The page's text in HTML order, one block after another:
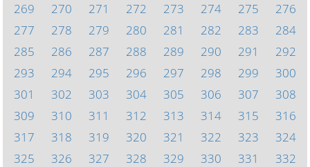
269
270 271 272 273 274 275
276
277
278 279 280 281 282 283
284
285
286 287 288 289 290 291
292
293
294 295 296 297 298 299
300
301
302 303 304 305 306 307
308
309
310 311 312 313 314 315
316
317
318 319 320 321 322 323
324
325
326 327 328 329 330 331
332